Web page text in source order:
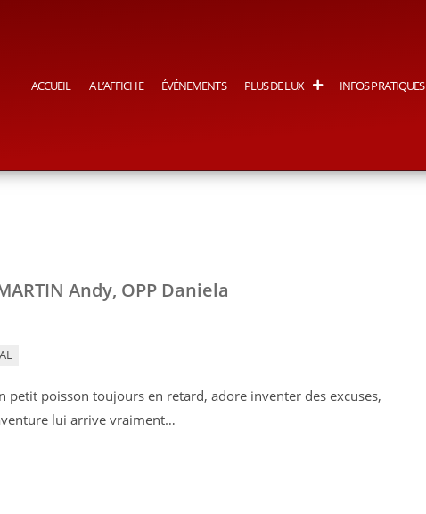
ACCUEIL A L’AFFICHE ÉVÉNEMENTS PLUS DE LUX INFOS PRATIQUES
Andy, OPP Daniela
poisson toujours en retard, adore inventer des excuses,
lui arrive vraiment…